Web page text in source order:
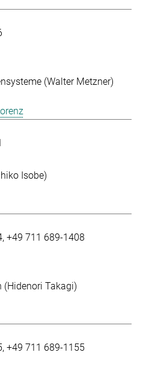
(Walter Metzner)
Isobe)
+49 711 689-1408
(Hidenori Takagi)
+49 711 689-1155